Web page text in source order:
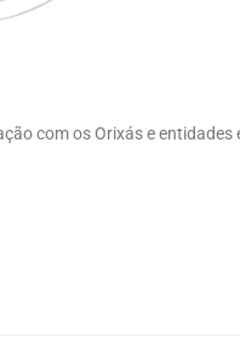
com os Orixás e entidades